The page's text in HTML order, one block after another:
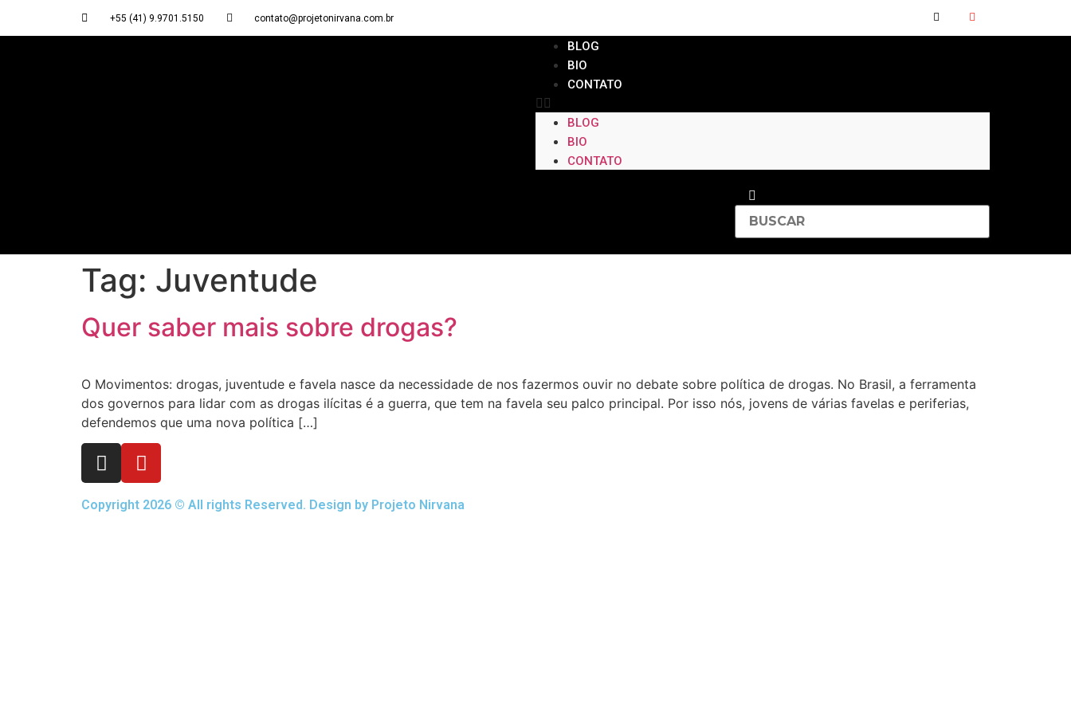
+55 (41) 9.9701.5150 contato@projetonirvana.com.br
BLOG
BIO
CONTATO
BLOG
BIO
CONTATO
Tag: Juventude
Quer saber mais sobre drogas?
O Movimentos: drogas, juventude e favela nasce da necessidade de nos fazermos ouvir no debate sobre política de drogas. No Brasil, a ferramenta
dos governos para lidar com as drogas ilícitas é a guerra, que tem na favela seu palco principal. Por isso nós, jovens de várias favelas e periferias,
defendemos que uma nova política […]
Copyright 2026 © All rights Reserved. Design by Projeto Nirvana